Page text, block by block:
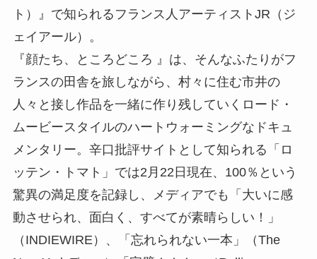
ト）』で知られるフランス人アーティストJR（ジ
ェイアール）。
『顔たち、ところどころ 』は、そんなふたりがフ
ランスの田舎を旅しながら、村々に住む市井の
人々と接し作品を一緒に作り残していくロード・
ムービースタイルのハートウォーミングなドキュ
メンタリー。辛口批評サイトとして知られる「ロ
ッテン・トマト」では2月22日現在、100％という
驚異の満足度を記録し、メディアでも「大いに感
動させられ、面白く、すべてが素晴らしい！」
（INDIEWIRE）、「忘れられない一本」（The